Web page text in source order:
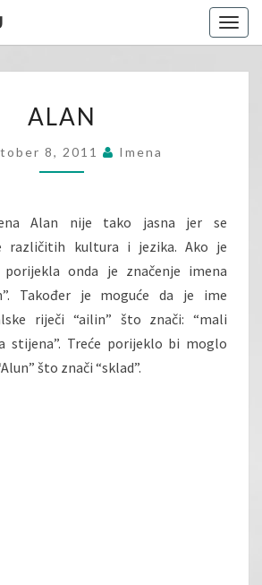
ALAN
8, 2011 Imena
Alan nije tako jasna jer se
različitih kultura i jezika. Ako je
porijekla onda je značenje imena
Također je moguće da je ime
riječi “ailin” što znači: “mali
stijena”. Treće porijeklo bi moglo
što znači “sklad”.